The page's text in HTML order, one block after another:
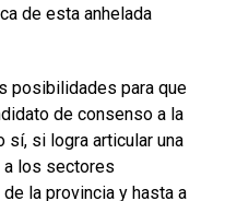
de esta anhelada
posibilidades para que
de consenso a la
sí, si logra articular una
a los sectores
la provincia y hasta a